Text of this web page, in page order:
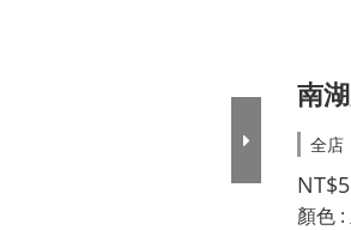
南
全店
顏色 :